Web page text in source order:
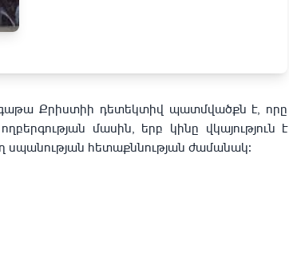
Քրիստիի դետեկտիվ պատմվածքն է, որը
մասին, երբ կինը վկայություն է
սպանության հետաքննության ժամանակ։